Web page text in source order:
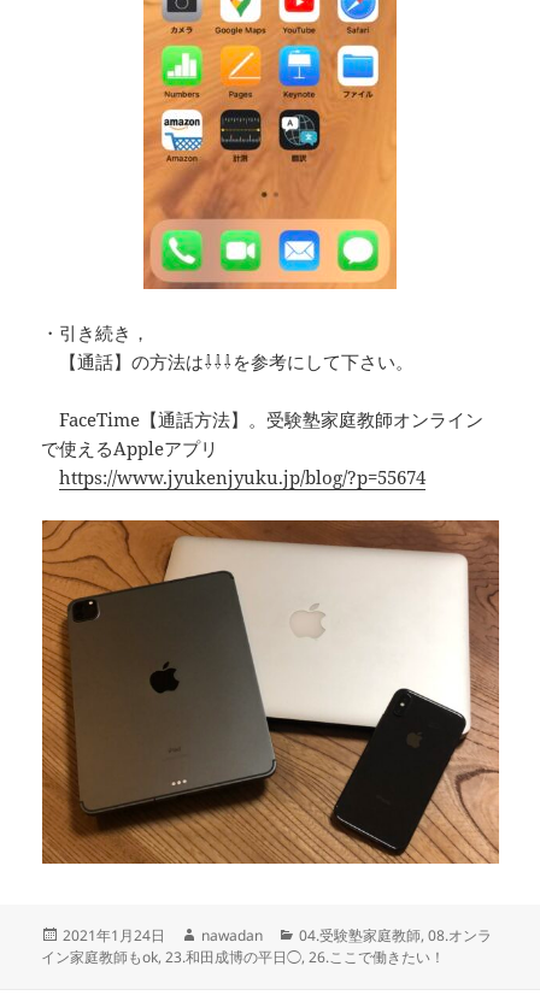
・引き続き，
【通話】の方法は⇩⇩⇩を参考にして下さい。
FaceTime【通話方法】。受験塾家庭教師オンライン
で使えるAppleアプリ
https://www.jyukenjyuku.jp/blog/?p=55674
投
稿
2021年1月24日
作
成
nawadan
カ
テ
04.受験塾家庭教師,08.オンラ
イン家庭教師もok,23.和田成博の平日◯,26.ここで働きたい！